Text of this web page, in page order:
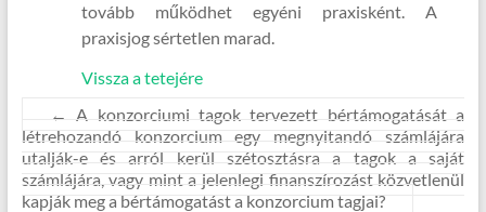
tovább működhet egyéni praxisként. A
praxisjog sértetlen marad.
Vissza a tetejére
←
A konzorciumi tagok tervezett bértámogatását a
létrehozandó konzorcium egy megnyitandó számlájára
utalják-e és arról kerül szétosztásra a tagok a saját
számlájára, vagy mint a jelenlegi finanszírozást közvetlenül
kapják meg a bértámogatást a konzorcium tagjai?